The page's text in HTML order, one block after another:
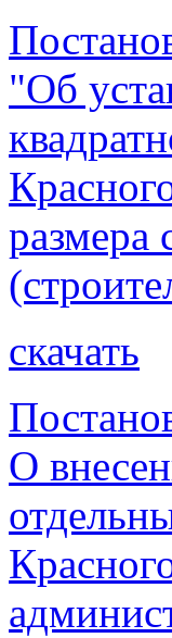
"Об
размера
скачать
О